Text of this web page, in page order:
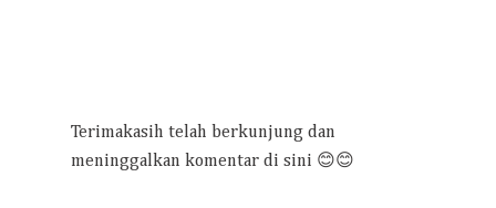
Terimakasih telah berkunjung dan
meninggalkan komentar di sini 😊😊